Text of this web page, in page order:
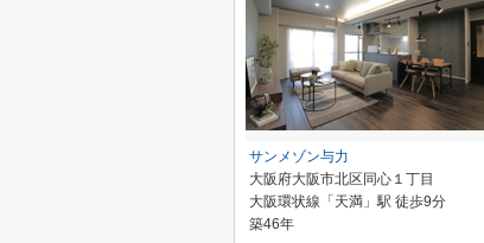
サンメゾン与力
大阪府大阪市北区同心１丁目
大阪環状線「天満」駅 徒歩9分
築46年